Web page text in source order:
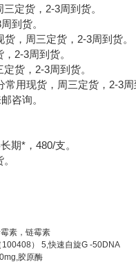
定货，2-3周到货。
到货。
，周三定货，2-3周到货。
2-3周到货。
，2-3周到货。
现货，周三定货，2-3周
询。
*，480/支。
素，链霉素
） 5,快速自旋G -50DNA
胶原酶